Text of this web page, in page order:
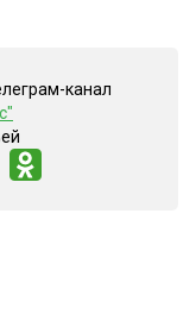
канал